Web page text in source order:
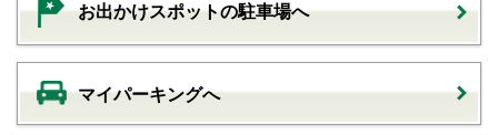
お出かけスポットの駐車場へ
マイパーキングへ